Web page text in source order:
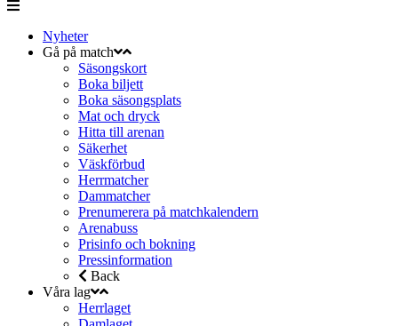
Nyheter
Gå på match
Säsongskort
Boka biljett
Boka säsongsplats
Mat och dryck
Hitta till arenan
Säkerhet
Väskförbud
Herrmatcher
Dammatcher
Prenumerera på matchkalendern
Arenabuss
Prisinfo och bokning
Pressinformation
Back
Våra lag
Herrlaget